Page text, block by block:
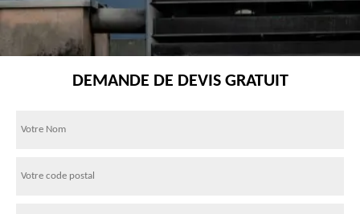
DEMANDE DE DEVIS GRATUIT